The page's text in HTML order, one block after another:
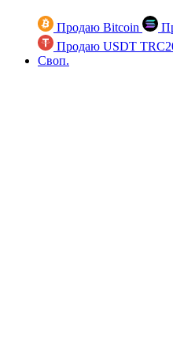
Продаю Bitcoin
Продаю USDT
Своп.